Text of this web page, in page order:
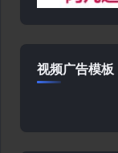
视频广告模板